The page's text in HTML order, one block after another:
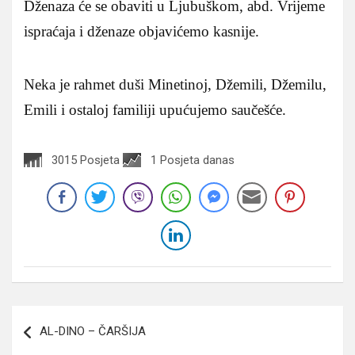
Dženaza će se obaviti u Ljubuškom, abd. Vrijeme
ispraćaja i dženaze objavićemo kasnije.
Neka je rahmet duši Minetinoj, Džemili, Džemilu,
Emili i ostaloj familiji upućujemo saučešće.
3015 Posjeta 1 Posjeta danas
članaka
AL-DINO – ČARŠIJA